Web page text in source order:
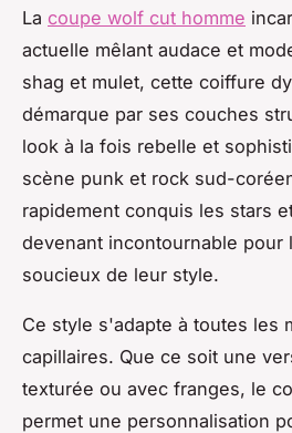
La coupe wolf cut homme
actuelle mêlant audace et
shag et mulet, cette coiffure
démarque par ses couches
look à la fois rebelle et
scène punk et rock sud-
rapidement conquis les stars
devenant incontournable pour
soucieux de leur style.
Ce style s'adapte à toutes les
capillaires. Que ce soit une
texturée ou avec franges, le
permet une personnalisation